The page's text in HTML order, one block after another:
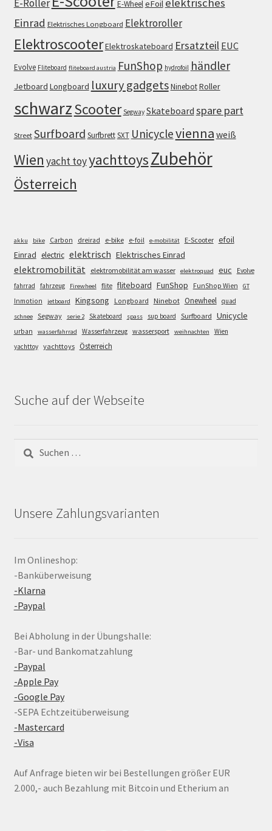
E-Roller E-WheeleFoil elektrisches
Einrad Elektrisches Longboard Elektroroller
ElektroscooterElektroskateboard Ersatzteil EUC
Evolve Fliteboard fliteboard austria FunShop hydrofoil händler
Jetboard Longboard luxury gadgetsNinebotRoller
schwarzScooter Segway Skateboard spare part
Street Surfboard SurfbrettSXT Unicyclevienna weiß
Wien yacht toyyachttoysZubehör
Österreich
akku bike Carbon dreirad e-bike e-foil e-mobilität E-Scooter efoil
Einrad electric elektrisch Elektrisches Einrad
elektromobilität elektromobilität am wasser elektroquad euc
Evolve
fahrrad
fahrzeug Firewheel flite fliteboard FunShop FunShop Wien GT
Inmotion jetboard Kingsong Longboard Ninebot Onewheel quad
schnee Segway serie 2 Skateboard spass sup board Surfboard Unicycle
urban wasserfahrrad Wasserfahrzeug wassersport weihnachten
Wien
yachttoy yachttoys Österreich
Suche auf der Webseite
Suchen
nach:
Unsere Zahlungsvarianten
Im Onlineshop:
-Banküberweisung
-Klarna
-Paypal
Bei Abholung in der Übungshalle:
-Bar- und Bankomatzahlung
-Paypal
-Apple Pay
-Google Pay
-SEPA Echtzeitüberweisung
-Mastercard
-Visa
Auf Anfrage bieten wir bei Bestellungen größer EUR
2.000,- auch Bezahlung mit Bitcoin und Etherium an